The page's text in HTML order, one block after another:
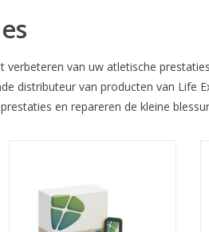
verbeteren van uw atletische
distributeur van producten van Life
en repareren de kleine